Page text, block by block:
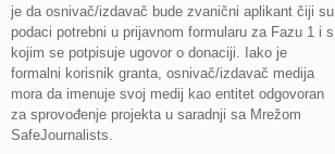
je da osnivač/izdavač bude zvanični aplikant čiji su
podaci potrebni u prijavnom formularu za Fazu 1 i s
kojim se potpisuje ugovor o donaciji. Iako je
formalni korisnik granta, osnivač/izdavač medija
mora da imenuje svoj medij kao entitet odgovoran
za sprovođenje projekta u saradnji sa Mrežom
SafeJournalists.